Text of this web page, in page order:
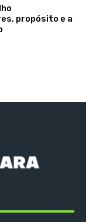
propósito e a